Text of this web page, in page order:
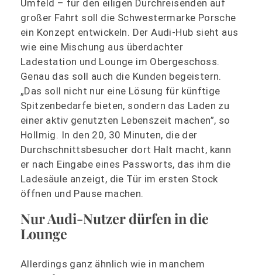
Umfeld – für den eiligen Durchreisenden auf
großer Fahrt soll die Schwestermarke Porsche
ein Konzept entwickeln. Der Audi-Hub sieht aus
wie eine Mischung aus überdachter
Ladestation und Lounge im Obergeschoss.
Genau das soll auch die Kunden begeistern.
„Das soll nicht nur eine Lösung für künftige
Spitzenbedarfe bieten, sondern das Laden zu
einer aktiv genutzten Lebenszeit machen”, so
Hollmig. In den 20, 30 Minuten, die der
Durchschnittsbesucher dort Halt macht, kann
er nach Eingabe eines Passworts, das ihm die
Ladesäule anzeigt, die Tür im ersten Stock
öffnen und Pause machen.
Nur Audi-Nutzer dürfen in die
Lounge
Allerdings ganz ähnlich wie in manchem